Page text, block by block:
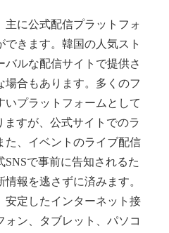
主に公式配信プラットフォ
きます。韓国の人気スト
バルな配信サイトで提供さ
場合もあります。多くのフ
いプラットフォームとして
ますが、公式サイトでのラ
た、イベントのライブ配信
で事前に告知されるた
報を逃さずに済みます。
安定したインターネット接
ン、タブレット、パソコ